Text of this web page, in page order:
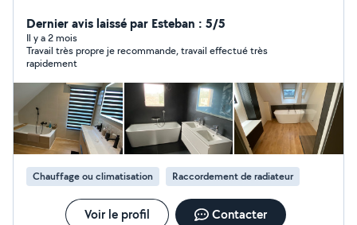
chaude,lavabo,baignoire.... ) comme je fais des travaux
de rénovation salle de bain(carrelage et faïence ) ainsi
que pose de cuisine travail propres et précis
Dernier avis laissé par Esteban : 5/5
Il y a 2 mois
Travail très propre je recommande, travail effectué très
rapidement
Chauffage ou climatisation Raccordement de radiateur
Voir le profil Contacter